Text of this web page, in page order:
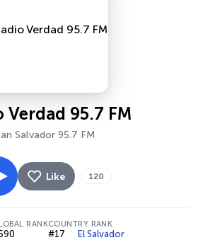
Verdad 95.7 FM
Salvador 95.7 FM
Like 120
RANKCOUNTRY RANK
#17 El Salvador